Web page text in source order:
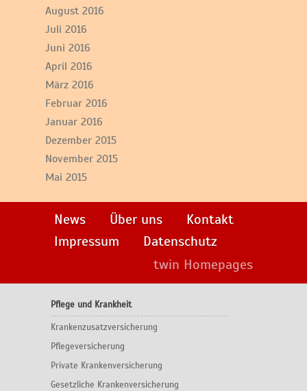
August 2016
Juli 2016
Juni 2016
April 2016
März 2016
Februar 2016
Januar 2016
Dezember 2015
November 2015
Mai 2015
News Über uns
Kontakt
Impressum
Datenschutz
twin Homepages
Pflege und Krankheit
Krankenzusatzversicherung
Pflegeversicherung
Private Krankenversicherung
Gesetzliche Krankenversicherung